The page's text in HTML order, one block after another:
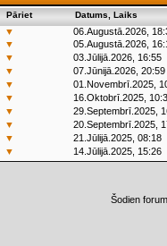
Pāriet Datums, Laiks
▼
06.Augustā.2026,
▼
05.Augustā.2026,
▼
03.Jūlijā.2026, 16:55
▼
07.Jūnijā.2026, 20:59
▼
01.Novembrī.2025,
▼
16.Oktobrī.2025,
▼
29.Septembrī.2025,
▼
20.Septembrī.2025,
▼
21.Jūlijā.2025, 08:18
▼ 14.Jūlijā.2025, 15:26
Šodien